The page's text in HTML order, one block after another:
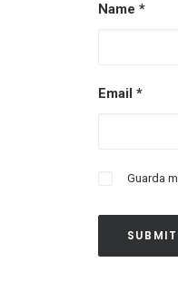
Name *
Email *
Guarda